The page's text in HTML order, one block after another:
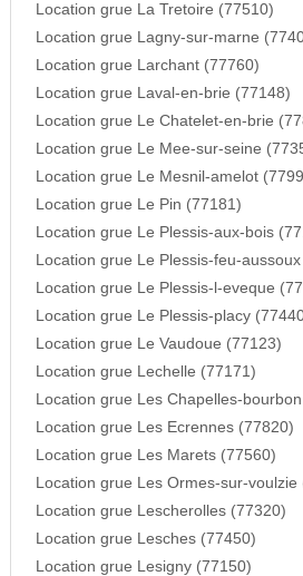
Location grue La Tretoire (77510)
Location grue Lagny-sur-marne
Location grue Larchant (77760)
Location grue Laval-en-brie (77148)
Location grue Le Chatelet-en-brie
Location grue Le Mee-sur-seine
Location grue Le Mesnil-amelot
Location grue Le Pin (77181)
Location grue Le Plessis-aux-bois
Location grue Le Plessis-feu-
Location grue Le Plessis-l-eveque
Location grue Le Plessis-placy
Location grue Le Vaudoue (77123)
Location grue Lechelle (77171)
Location grue Les Chapelles-
Location grue Les Ecrennes (77820)
Location grue Les Marets (77560)
Location grue Les Ormes-sur-voulzie
Location grue Lescherolles (77320)
Location grue Lesches (77450)
Location grue Lesigny (77150)